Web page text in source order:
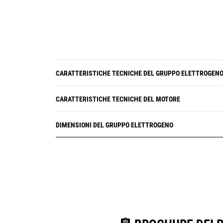
CARATTERISTICHE TECNICHE DEL GRUPPO ELETTROGENO
CARATTERISTICHE TECNICHE DEL MOTORE
DIMENSIONI DEL GRUPPO ELETTROGENO